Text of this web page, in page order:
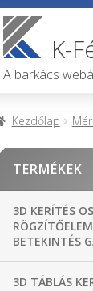
Ugrás
navigációhoz
Kilépés
tartalombaK-
A barkács
Kezdőlap
TERMÉKEK
3D KERÍTÉS
BETEKINTÉS
3D TÁBLÁS